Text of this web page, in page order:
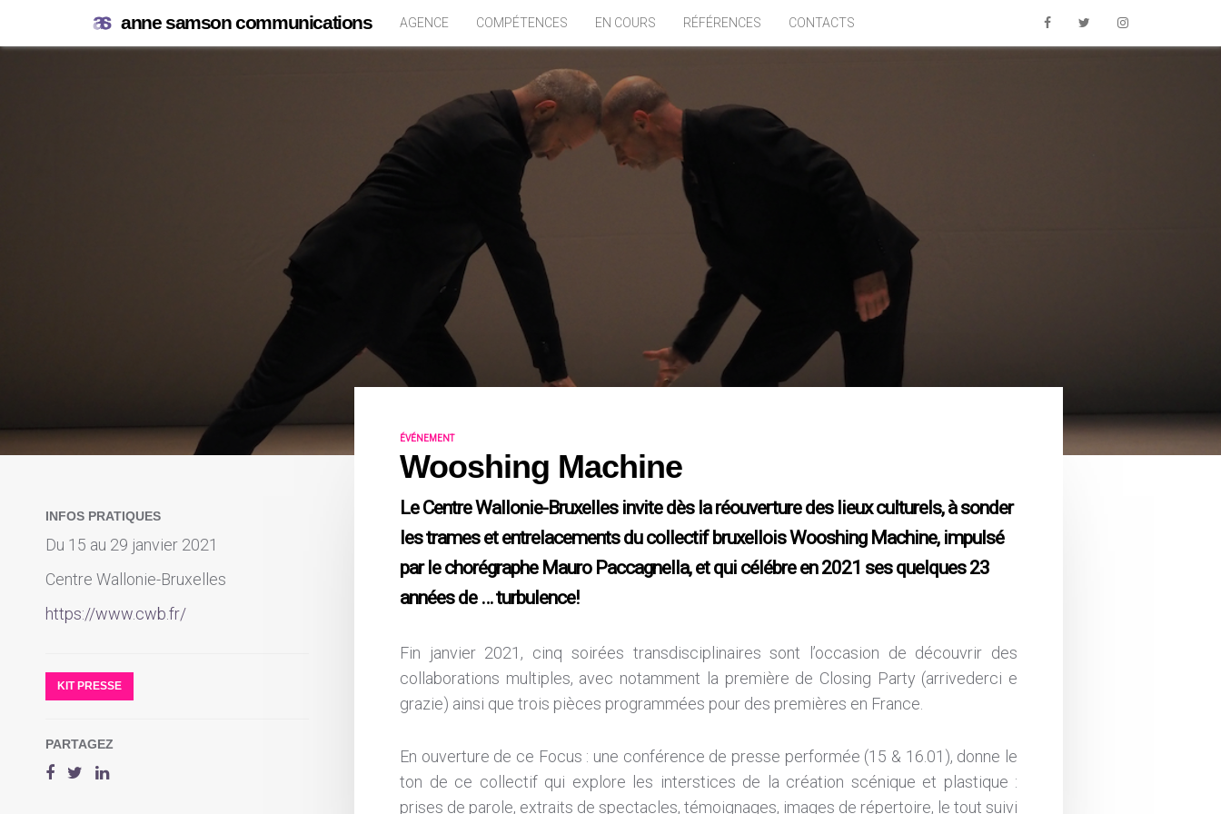
anne samson communications AGENCE COMPÉTENCES EN COURS RÉFÉRENCES CONTACTS
INFOS PRATIQUES
Du 15 au 29 janvier 2021
Centre Wallonie-Bruxelles
https://www.cwb.fr/
KIT PRESSE
PARTAGEZ
ÉVÉNEMENT
Wooshing Machine
Le Centre Wallonie-Bruxelles invite dès la réouverture des lieux culturels, à sonder
les trames et entrelacements du collectif bruxellois Wooshing Machine, impulsé
par le chorégraphe Mauro Paccagnella, et qui célébre en 2021 ses quelques 23
années de … turbulence!
Fin janvier 2021, cinq soirées transdisciplinaires sont l’occasion de découvrir des
collaborations multiples, avec notamment la première de Closing Party (arrivederci e
grazie) ainsi que trois pièces programmées pour des premières en France.
En ouverture de ce Focus : une conférence de presse performée (15 & 16.01), donne le
ton de ce collectif qui explore les interstices de la création scénique et plastique :
prises de parole, extraits de spectacles, témoignages, images de répertoire, le tout suivi